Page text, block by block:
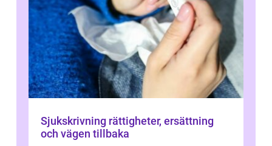
Sjukskrivning rättigheter, ersättning
och vägen tillbaka